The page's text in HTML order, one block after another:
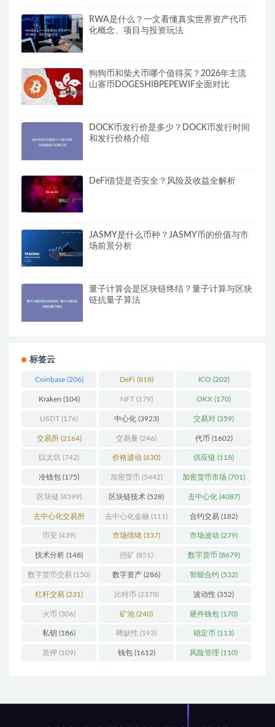
RWA是什么？一文看懂真实世界资产代币
化概念、项目与投资玩法
狗狗币和柴犬币哪个值得买？2026年主流
山寨币DOGESHIBPEPEWIF全面对比
DOCK币发行价是多少？DOCK币发行时间
和发行价格介绍
DeFi借贷是否安全？风险及收益全解析
JASMY是什么币种？JASMY币的价值与市
场前景分析
量子计算会是区块链终结？量子计算与区块
链抗量子算法
标签云
Coinbase(206) DeFi (818) ICO (202)
Kraken (104) NFT(179) OKX (170)
USDT (176) 中心化(3923) 交易对 (359)
交易所(2164) 交易量 (246) 代币 (1602)
以太坊 (742) 价格波动 (630) 供应链 (118)
冷钱包 (175) 加密货币 (5442) 加密货币市场 (701)
区块链(4599) 区块链技术 (528) 去中心化(4087)
去中心化交易所
(196)
去中心化金融 (111) 合约交易 (182)
币安 (439) 市场情绪 (337) 市场波动 (279)
技术分析 (148) 挖矿 (851) 数字货币 (8679)
数字货币交易 (150) 数字资产 (286) 智能合约 (532)
杠杆交易 (231) 比特币 (2378) 波动性 (352)
火币 (306) 矿池 (240) 硬件钱包 (170)
私钥 (186) 稀缺性 (193) 稳定币 (113)
质押 (109) 钱包(1612) 风险管理 (110)